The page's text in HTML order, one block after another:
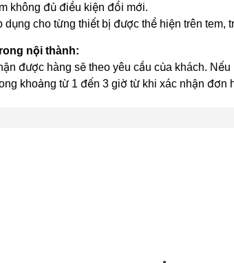
không đủ điều kiện đổi mới.
dụng cho từng thiết bị được thể hiện trên tem,
nội thành:
được hàng sẽ theo yêu cầu của khách.
khoảng từ 1 đến 3 giờ từ khi xác nhận đơn